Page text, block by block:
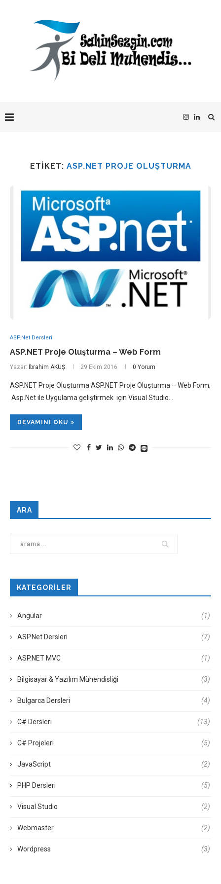
ETIKET: ASP.NET PROJE OLUŞTURMA
ASP.Net Dersleri
ASP.NET Proje Oluşturma – Web Form
Yazar: İbrahim AKUŞ 29 Ekim 2016 0 Yorum
ASP.NET Proje Oluşturma ASP.NET Proje Oluşturma – Web Form;
Asp.Net ile Uygulama geliştirmek için Visual Studio…
DEVAMINI OKU
ARA
KATEGORILER
Angular (1)
ASP.Net Dersleri (7)
ASP.NET MVC (1)
Bilgisayar & Yazılım Mühendisliği (3)
Bulgarca Dersleri (4)
C# Dersleri (13)
C# Projeleri (5)
JavaScript (2)
PHP Dersleri (5)
Visual Studio (2)
Webmaster (2)
Wordpress (3)